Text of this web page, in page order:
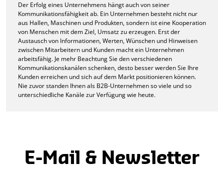
Der Erfolg eines Unternehmens hängt auch von seiner
Kommunikationsfähigkeit ab. Ein Unternehmen besteht nicht nur
aus Hallen, Maschinen und Produkten, sondern ist eine Kooperation
von Menschen mit dem Ziel, Umsatz zu erzeugen. Erst der
Austausch von Informationen, Werten, Wünschen und Hinweisen
zwischen Mitarbeitern und Kunden macht ein Unternehmen
arbeitsfähig. Je mehr Beachtung Sie den verschiedenen
Kommunikationskanälen schenken, desto besser werden Sie Ihre
Kunden erreichen und sich auf dem Markt positionieren können.
Nie zuvor standen Ihnen als B2B-Unternehmen so viele und so
unterschiedliche Kanäle zur Verfügung wie heute.
E-Mail & Newsletter